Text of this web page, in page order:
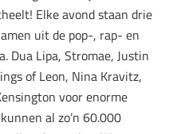
Elke avond staan drie
uit de pop-, rap- en
Dua Lipa, Stromae, Justin
of Leon, Nina Kravitz,
voor enorme
al zo’n 60.000